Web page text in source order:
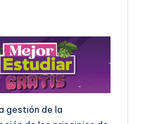
gestión de la